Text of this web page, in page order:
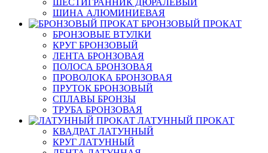
ШЕСТИГРАННИК ДЮРАЛЕВЫЙ
ШИНА АЛЮМИНИЕВАЯ
БРОНЗОВЫЙ ПРОКАТ
БРОНЗОВЫЕ ВТУЛКИ
КРУГ БРОНЗОВЫЙ
ЛЕНТА БРОНЗОВАЯ
ПОЛОСА БРОНЗОВАЯ
ПРОВОЛОКА БРОНЗОВАЯ
ПРУТОК БРОНЗОВЫЙ
СПЛАВЫ БРОНЗЫ
ТРУБА БРОНЗОВАЯ
ЛАТУННЫЙ ПРОКАТ
КВАДРАТ ЛАТУННЫЙ
КРУГ ЛАТУННЫЙ